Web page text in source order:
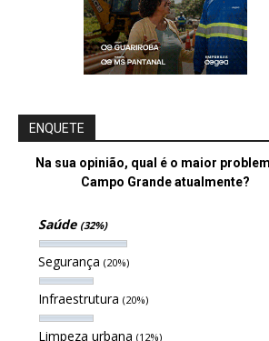
ENQUETE
Na sua opinião, qual é o maior
Campo Grande atualmente?
Saúde (32%)
Segurança (20%)
Infraestrutura (20%)
Limpeza urbana (12%)